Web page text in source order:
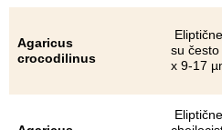
Agaricus
crocodilinus
su
x 9-17